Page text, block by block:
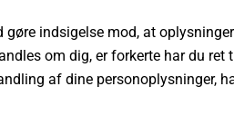
indsigelse mod, at
om dig, er forkerte har du ret
af dine personoplysninger,